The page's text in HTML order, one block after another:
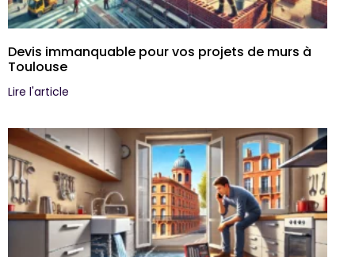
Devis immanquable pour vos projets de murs à
Toulouse
Lire l'article